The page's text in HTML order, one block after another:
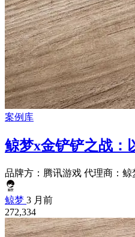
案例库
鲸梦x金铲铲之战：
品牌方：腾讯游戏 代理商：鲸
鲸梦 3 月前
272,334